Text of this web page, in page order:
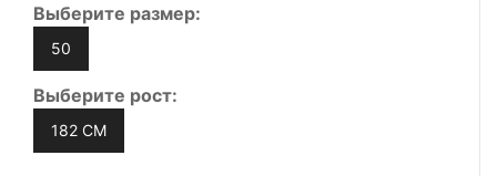
Выберите размер:
50
Выберите рост:
182 СМ